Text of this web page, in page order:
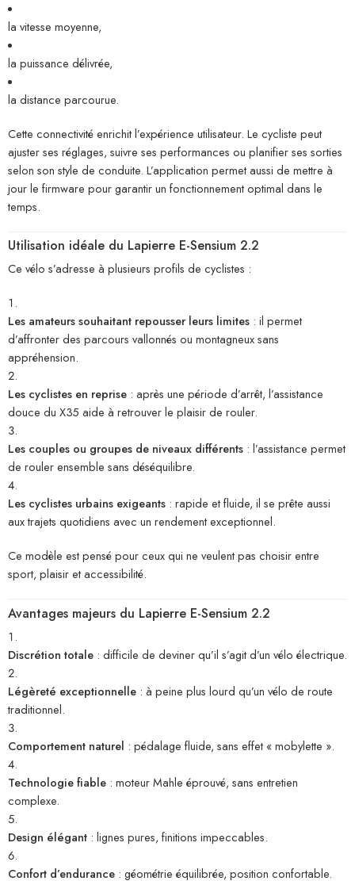
la vitesse moyenne,
la puissance délivrée,
la distance parcourue.
Cette connectivité enrichit l’expérience utilisateur. Le cycliste peut
ajuster ses réglages, suivre ses performances ou planifier ses sorties
selon son style de conduite. L’application permet aussi de mettre à
jour le firmware pour garantir un fonctionnement optimal dans le
temps.
Utilisation idéale du Lapierre E-Sensium 2.2
Ce vélo s’adresse à plusieurs profils de cyclistes :
Les amateurs souhaitant repousser leurs limites : il permet
d’affronter des parcours vallonnés ou montagneux sans
appréhension.
Les cyclistes en reprise : après une période d’arrêt, l’assistance
douce du X35 aide à retrouver le plaisir de rouler.
Les couples ou groupes de niveaux différents : l’assistance permet
de rouler ensemble sans déséquilibre.
Les cyclistes urbains exigeants : rapide et fluide, il se prête aussi
aux trajets quotidiens avec un rendement exceptionnel.
Ce modèle est pensé pour ceux qui ne veulent pas choisir entre
sport, plaisir et accessibilité.
Avantages majeurs du Lapierre E-Sensium 2.2
Discrétion totale : difficile de deviner qu’il s’agit d’un vélo électrique.
Légèreté exceptionnelle : à peine plus lourd qu’un vélo de route
traditionnel.
Comportement naturel : pédalage fluide, sans effet « mobylette ».
Technologie fiable : moteur Mahle éprouvé, sans entretien
complexe.
Design élégant : lignes pures, finitions impeccables.
Confort d’endurance : géométrie équilibrée, position confortable.